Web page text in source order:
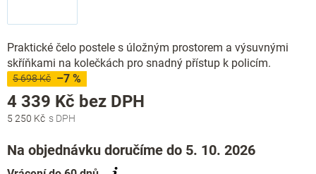
Praktické čelo postele s úložným prostorem a výsuvnými
skříňkami na kolečkách pro snadný přístup k policím.
5 698 Kč –7 %
5 250 Kč
4 339 Kč bez DPH
Na objednávku doručíme do 5. 10. 2026